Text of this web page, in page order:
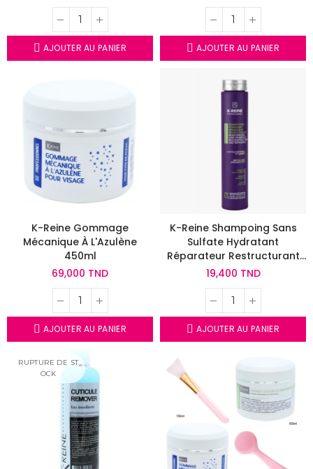
AJOUTER AU PANIER AJOUTER AU PANIER
K-Reine Gommage
Mécanique À L'Azulène
450ml
69,000 TND
AJOUTER AU PANIER
K-Reine Shampoing Sans
Sulfate Hydratant
Réparateur Restructurant
270ml
19,400 TND
AJOUTER AU PANIER
RUPTURE DE ST
OCK